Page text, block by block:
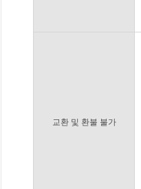
교환 및 환불 불가